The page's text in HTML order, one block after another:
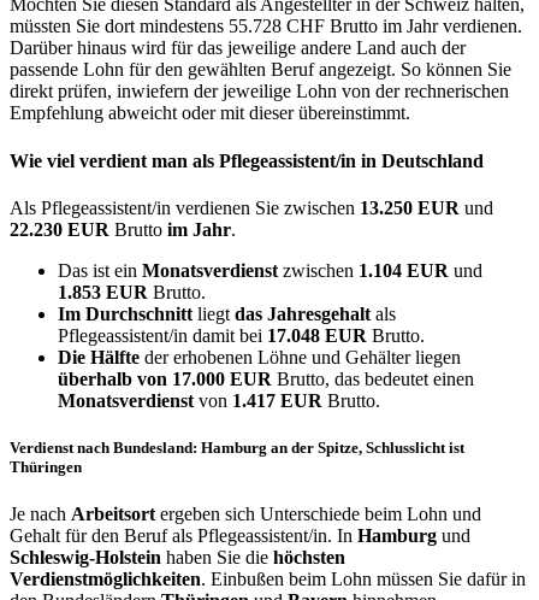
Möchten Sie diesen Standard als Angestellter in der Schweiz halten,
müssten Sie dort mindestens 55.728 CHF Brutto im Jahr verdienen.
Darüber hinaus wird für das jeweilige andere Land auch der
passende Lohn für den gewählten Beruf angezeigt. So können Sie
direkt prüfen, inwiefern der jeweilige Lohn von der rechnerischen
Empfehlung abweicht oder mit dieser übereinstimmt.
Wie viel verdient man als Pflegeassistent/in in Deutschland
Als Pflegeassistent/in verdienen Sie zwischen 13.250 EUR und
22.230 EUR Brutto im Jahr.
Das ist ein Monatsverdienst zwischen 1.104 EUR und
1.853 EUR Brutto.
Im Durchschnitt liegt das Jahresgehalt als
Pflegeassistent/in damit bei 17.048 EUR Brutto.
Die Hälfte der erhobenen Löhne und Gehälter liegen
überhalb von 17.000 EUR Brutto, das bedeutet einen
Monatsverdienst von 1.417 EUR Brutto.
Verdienst nach Bundesland: Hamburg an der Spitze, Schlusslicht ist
Thüringen
Je nach Arbeitsort ergeben sich Unterschiede beim Lohn und
Gehalt für den Beruf als Pflegeassistent/in. In Hamburg und
Schleswig-Holstein haben Sie die höchsten
Verdienstmöglichkeiten. Einbußen beim Lohn müssen Sie dafür in